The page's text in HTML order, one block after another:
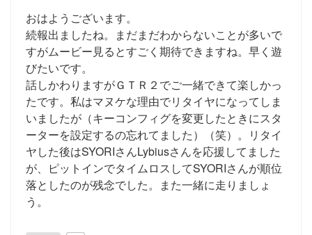
おはようございます。
続報出ましたね。まだまだわからないことが多いで
すがムービー見るとすごく期待できますね。早く遊
びたいです。
話しかわりますがＧＴＲ２でご一緒できて楽しかっ
たです。私はマヌケな理由でリタイヤになってしま
いましたが（キーコンフィグを変更したときにスタ
ーターを設定するの忘れてました）（笑）。リタイ
ヤした後はSYORIさんLybiusさんを応援してました
が、ピットインでタイムロスしてSYORIさんが順位
落としたのが残念でした。また一緒に走りましょ
う。